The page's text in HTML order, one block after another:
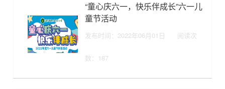
“童心庆六一，快乐伴成长”六一儿
童节活动
发布时间：2022年06月01日 阅读次
数： 187